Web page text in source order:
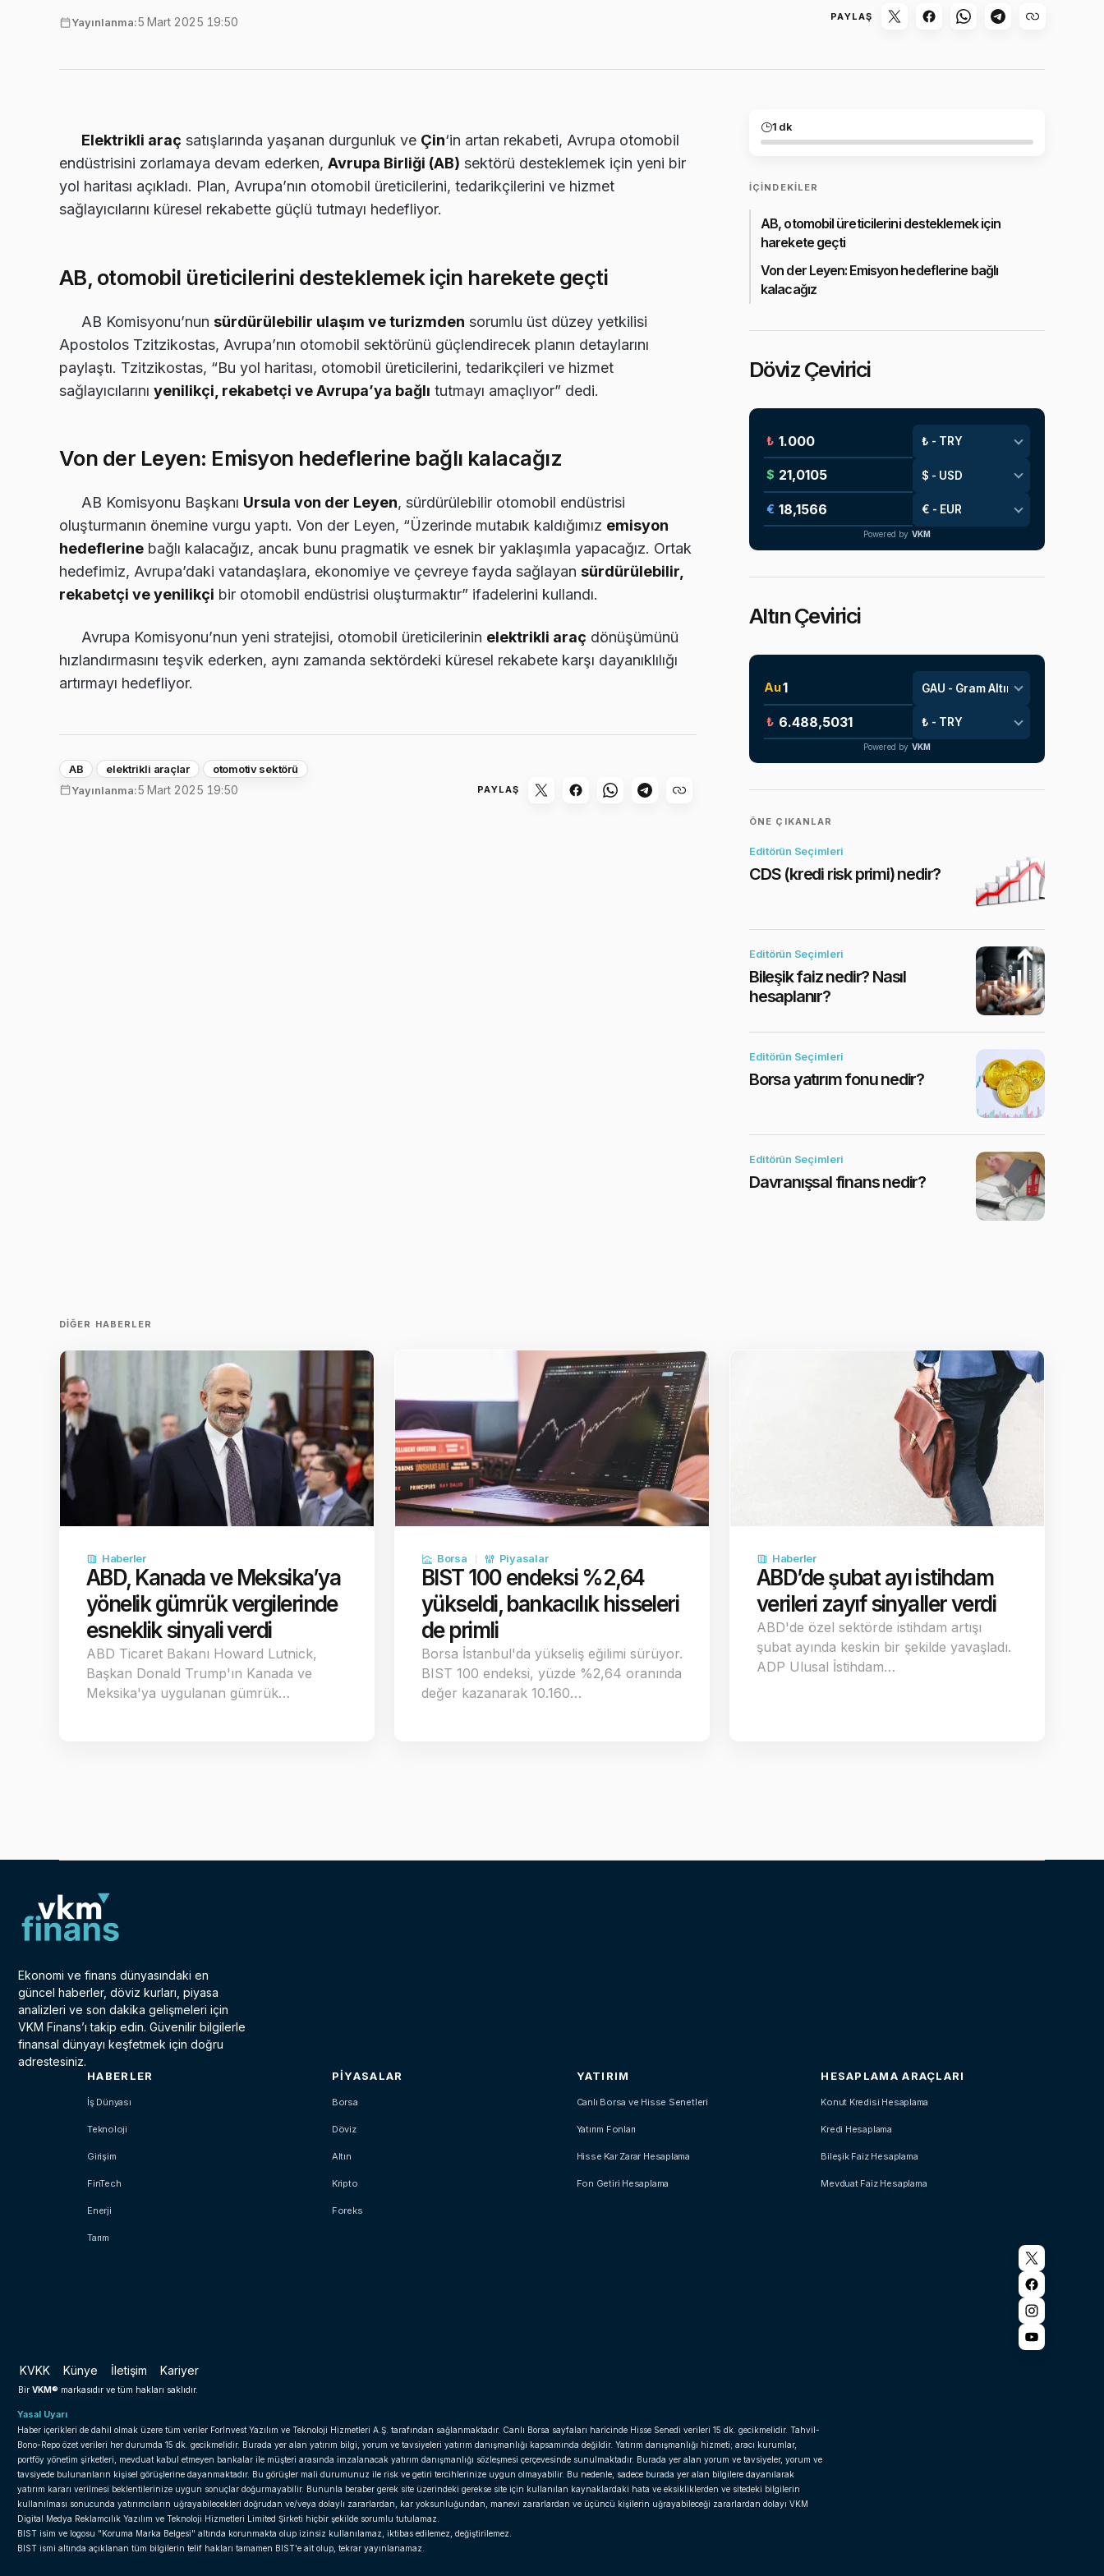
Yayınlanma:5 Mart 2025 19:50 PAYLAŞ
Elektrikli araç satışlarında yaşanan durgunluk ve Çin‘in artan rekabeti, Avrupa otomobil
endüstrisini zorlamaya devam ederken, Avrupa Birliği (AB) sektörü desteklemek için yeni bir
yol haritası açıkladı. Plan, Avrupa’nın otomobil üreticilerini, tedarikçilerini ve hizmet
sağlayıcılarını küresel rekabette güçlü tutmayı hedefliyor.
AB, otomobil üreticilerini desteklemek için harekete geçti
AB Komisyonu’nun sürdürülebilir ulaşım ve turizmden sorumlu üst düzey yetkilisi
Apostolos Tzitzikostas, Avrupa’nın otomobil sektörünü güçlendirecek planın detaylarını
paylaştı. Tzitzikostas, “Bu yol haritası, otomobil üreticilerini, tedarikçileri ve hizmet
sağlayıcılarını yenilikçi, rekabetçi ve Avrupa’ya bağlı tutmayı amaçlıyor” dedi.
Von der Leyen: Emisyon hedeflerine bağlı kalacağız
AB Komisyonu Başkanı Ursula von der Leyen, sürdürülebilir otomobil endüstrisi
oluşturmanın önemine vurgu yaptı. Von der Leyen, “Üzerinde mutabık kaldığımız emisyon
hedeflerine bağlı kalacağız, ancak bunu pragmatik ve esnek bir yaklaşımla yapacağız. Ortak
hedefimiz, Avrupa’daki vatandaşlara, ekonomiye ve çevreye fayda sağlayan sürdürülebilir,
rekabetçi ve yenilikçi bir otomobil endüstrisi oluşturmaktır” ifadelerini kullandı.
Avrupa Komisyonu’nun yeni stratejisi, otomobil üreticilerinin elektrikli araç dönüşümünü
hızlandırmasını teşvik ederken, aynı zamanda sektördeki küresel rekabete karşı dayanıklılığı
artırmayı hedefliyor.
AB elektrikli araçlar
otomotiv sektörü
Yayınlanma:5 Mart 2025 19:50 PAYLAŞ
1 dk
İÇINDEKILER
AB, otomobil üreticilerini desteklemek için
harekete geçti
Von der Leyen: Emisyon hedeflerine bağlı
kalacağız
Döviz Çevirici
₺
$
€
Powered by VKM
Altın Çevirici
Au
₺
Powered by VKM
ÖNE ÇIKANLAR
Editörün Seçimleri
CDS (kredi risk primi) nedir?
Editörün Seçimleri
Bileşik faiz nedir? Nasıl
hesaplanır?
Editörün Seçimleri
Borsa yatırım fonu nedir?
Editörün Seçimleri
Davranışsal finans nedir?
DIĞER HABERLER
Haberler
ABD, Kanada ve Meksika’ya
yönelik gümrük vergilerinde
esneklik sinyali verdi
ABD Ticaret Bakanı Howard Lutnick,
Başkan Donald Trump'ın Kanada ve
Meksika'ya uygulanan gümrük…
Borsa Piyasalar
BIST 100 endeksi %2,64
yükseldi, bankacılık hisseleri
de primli
Borsa İstanbul'da yükseliş eğilimi sürüyor.
BIST 100 endeksi, yüzde %2,64 oranında
değer kazanarak 10.160…
Haberler
ABD’de şubat ayı istihdam
verileri zayıf sinyaller verdi
ABD'de özel sektörde istihdam artışı
şubat ayında keskin bir şekilde yavaşladı.
ADP Ulusal İstihdam…
Ekonomi ve finans dünyasındaki en
güncel haberler, döviz kurları, piyasa
analizleri ve son dakika gelişmeleri için
VKM Finans’ı takip edin. Güvenilir bilgilerle
finansal dünyayı keşfetmek için doğru
adrestesiniz.
HABERLER
İş Dünyası
Teknoloji
Girişim
FinTech
Enerji
Tarım
PIYASALAR
Borsa
Döviz
Altın
Kripto
Foreks
YATIRIM
Canlı Borsa ve Hisse Senetleri
Yatırım Fonları
Hisse Kar Zarar Hesaplama
Fon Getiri Hesaplama
HESAPLAMA ARAÇLARI
Konut Kredisi Hesaplama
Kredi Hesaplama
Bileşik Faiz Hesaplama
Mevduat Faiz Hesaplama
KVKK Künye İletişim Kariyer
Bir VKM® markasıdır ve tüm hakları saklıdır.
Yasal Uyarı
Haber içerikleri de dahil olmak üzere tüm veriler ForInvest Yazılım ve Teknoloji Hizmetleri A.Ş. tarafından sağlanmaktadır. Canlı Borsa sayfaları haricinde Hisse Senedi verileri 15 dk. gecikmelidir. Tahvil-
Bono-Repo özet verileri her durumda 15 dk. gecikmelidir. Burada yer alan yatırım bilgi, yorum ve tavsiyeleri yatırım danışmanlığı kapsamında değildir. Yatırım danışmanlığı hizmeti; aracı kurumlar,
portföy yönetim şirketleri, mevduat kabul etmeyen bankalar ile müşteri arasında imzalanacak yatırım danışmanlığı sözleşmesi çerçevesinde sunulmaktadır. Burada yer alan yorum ve tavsiyeler, yorum ve
tavsiyede bulunanların kişisel görüşlerine dayanmaktadır. Bu görüşler mali durumunuz ile risk ve getiri tercihlerinize uygun olmayabilir. Bu nedenle, sadece burada yer alan bilgilere dayanılarak
yatırım kararı verilmesi beklentilerinize uygun sonuçlar doğurmayabilir. Bununla beraber gerek site üzerindeki gerekse site için kullanılan kaynaklardaki hata ve eksikliklerden ve sitedeki bilgilerin
kullanılması sonucunda yatırımcıların uğrayabilecekleri doğrudan ve/veya dolaylı zararlardan, kar yoksunluğundan, manevi zararlardan ve üçüncü kişilerin uğrayabileceği zararlardan dolayı VKM
Digital Medya Reklamcılık Yazılım ve Teknoloji Hizmetleri Limited Şirketi hiçbir şekilde sorumlu tutulamaz.
BIST isim ve logosu "Koruma Marka Belgesi" altında korunmakta olup izinsiz kullanılamaz, iktibas edilemez, değiştirilemez.
BIST ismi altında açıklanan tüm bilgilerin telif hakları tamamen BIST'e ait olup, tekrar yayınlanamaz.